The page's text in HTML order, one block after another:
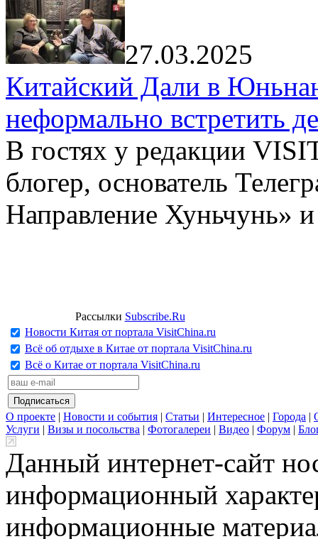
27.03.2025
Китайский Дали в
неформально встретить
В гостях у редакции
блогер, основатель
Направление Хуньчунь»
Рассылки Subscribe.Ru
Новости Китая от портала VisitChina.ru
Всё об отдыхе в Китае от портала VisitChina.ru
Всё о Китае от портала VisitChina.ru
О проекте | Новости и события | Статьи | Интересное | Города |
Услуги | Визы и посольства | Фотогалереи | Видео | Форум |
Данный интернет-сайт
информационный
информационные